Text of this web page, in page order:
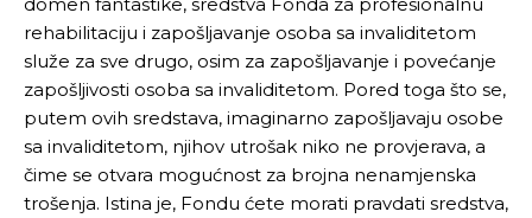
rehabilitaciju i zapošljavanje osoba sa invaliditetom
služe za sve drugo, osim za zapošljavanje i povećanje
zapošljivosti osoba sa invaliditetom. Pored toga što se,
putem ovih sredstava, imaginarno zapošljavaju osobe
sa invaliditetom, njihov utrošak niko ne provjerava, a
čime se otvara mogućnost za brojna nenamjenska
trošenja. Istina je, Fondu ćete morati pravdati sredstva,